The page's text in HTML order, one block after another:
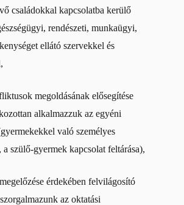
családokkal kapcsolatba kerülő
rendészeti, munkaügyi,
ellátó szervekkel és
megoldásának elősegítése
alkalmazzuk az egyéni
való személyes
a szülő-gyermek kapcsolat feltárása),
érdekében felvilágosító
az oktatási